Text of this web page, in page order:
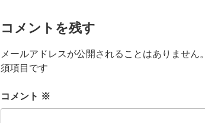
コメントを残す
メールアドレスが公開されることはありません。
須項目です
コメント ※